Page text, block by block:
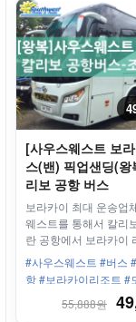
[사우스웨스트 보
스(밴) 픽업샌딩(왕
리보 공항 버스
보라카이 최대 운송업
웨스트를 통해서 칼리
란 공항에서 보라카이
지 Door-to-Door 서비
하고 편안하게 모십니
#사우스웨스트 #버스
항 #보라카이리조트 #
어 #조인 #에어컨밴 #
보라카이 최대 운송업
55,888원